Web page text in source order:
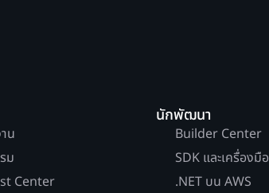
น
ม
Center
นักพัฒนา
Builder Center
SDK และเครื่องมือ
.NET บน AWS